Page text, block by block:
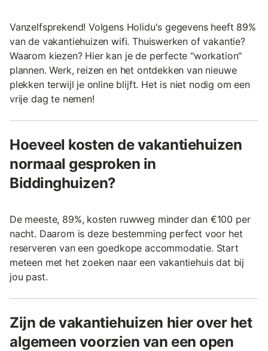
Vanzelfsprekend! Volgens Holidu's gegevens heeft 89%
van de vakantiehuizen wifi. Thuiswerken of vakantie?
Waarom kiezen? Hier kan je de perfecte "workation"
plannen. Werk, reizen en het ontdekken van nieuwe
plekken terwijl je online blijft. Het is niet nodig om een
vrije dag te nemen!
Hoeveel kosten de vakantiehuizen
normaal gesproken in
Biddinghuizen?
De meeste, 89%, kosten ruwweg minder dan €100 per
nacht. Daarom is deze bestemming perfect voor het
reserveren van een goedkope accommodatie. Start
meteen met het zoeken naar een vakantiehuis dat bij
jou past.
Zijn de vakantiehuizen hier over het
algemeen voorzien van een open